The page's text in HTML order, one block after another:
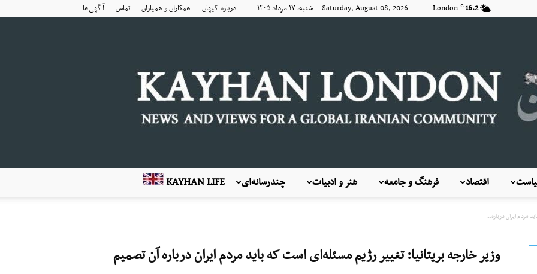
16.2
C
London Saturday, August 08, 2026 شنبه, ۱۷ مرداد ۱۴۰۵ درباره کیهان همکاران و همیاران تماس آگهی‌ها
KAYHAN LIFE چندرسانه‌ای هنر و ادبیات فرهنگ و جامعه اقتصاد
مردم ایران درباره...
وزیر خارجه بریتانیا: تغییر رژیم مسئله‌ای است که باید مردم ایران درباره آن تصمیم